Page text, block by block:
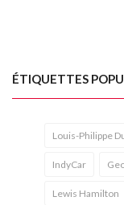
ÉTIQUETTES
Louis-Philippe
IndyCar
Lewis Hamilton